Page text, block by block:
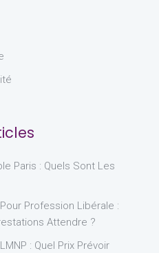
Paris : Quels Sont Les
Profession Libérale :
Attendre ?
: Quel Prix Prévoir